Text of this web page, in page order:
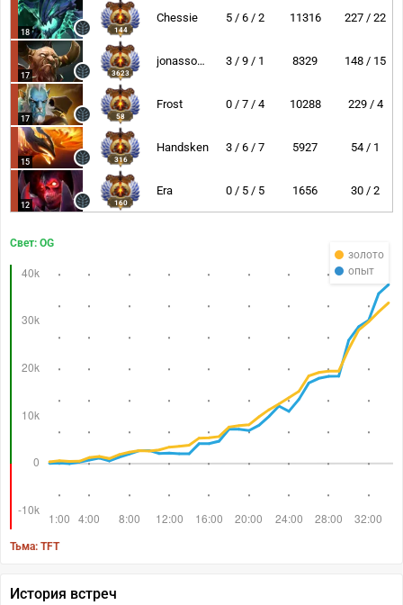
18 144
Chessie 5 / 6 / 2 11316 227 / 22
17 3623
jonassomfan 3 / 9 / 1 8329 148 / 15
17 58
Frost 0 / 7 / 4 10288 229 / 4
15 316
Handsken 3 / 6 / 7 5927 54 / 1
12 160
Era 0 / 5 / 5 1656 30 / 2
золото
опыт
Свет: OG
Тьма: TFT
История встреч